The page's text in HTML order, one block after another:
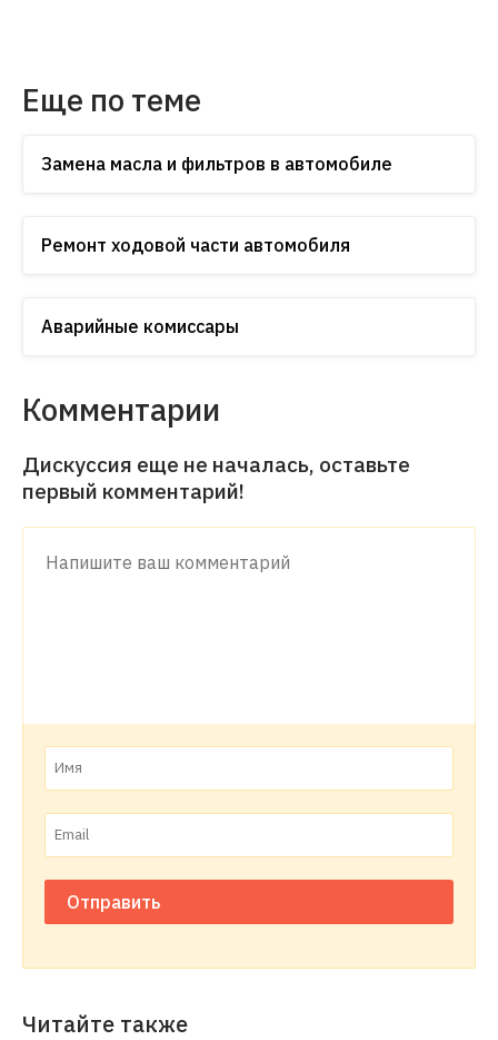
Еще по теме
Замена масла и фильтров в автомобиле
Ремонт ходовой части автомобиля
Аварийные комиссары
Комментарии
Дискуссия еще не началась, оставьте
первый комментарий!
Отправить
Читайте также